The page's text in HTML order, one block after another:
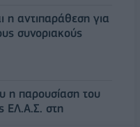
η αντιπαράθεση για
συνοριακούς
η παρουσίαση του
ΕΛ.Α.Σ. στη